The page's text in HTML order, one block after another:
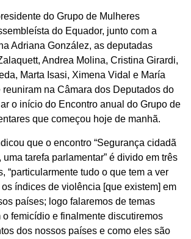
do Grupo de Mulheres
do Equador, junto com a
Adriana González, as deputadas
Andrea Molina, Cristina Girardi,
Marta Isasi, Ximena Vidal e María
na Câmara dos Deputados do
o início do Encontro anual do Grupo de
que começou hoje de manhã.
que o encontro “Segurança cidadã
tarefa parlamentar” é divido em três
“particularmente tudo o que tem a ver
índices de violência [que existem] em
países; logo falaremos de temas
femicídio e finalmente discutiremos
dos nossos países e como eles são